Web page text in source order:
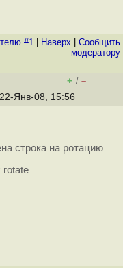
#1 Наверх
Cообщить
модератору
+ / –
Янв-08, 15:56
строка на ротацию
rotate